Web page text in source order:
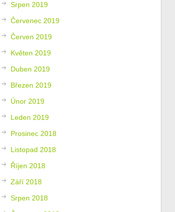
Srpen 2019
Červenec 2019
Červen 2019
Květen 2019
Duben 2019
Březen 2019
Únor 2019
Leden 2019
Prosinec 2018
Listopad 2018
Říjen 2018
Září 2018
Srpen 2018